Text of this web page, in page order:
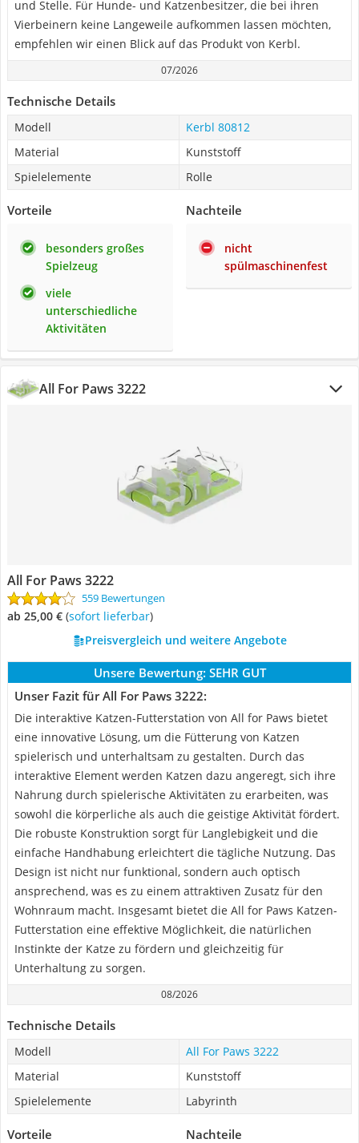
und Stelle. Für Hunde- und Katzenbesitzer, die bei ihren
Vierbeinern keine Langeweile aufkommen lassen möchten,
empfehlen wir einen Blick auf das Produkt von Kerbl.
07/2026
Technische Details
Modell
Kerbl 80812
Material
Kunststoff
Spielelemente
Rolle
Vorteile
besonders großes
Spielzeug
viele
unterschiedliche
Aktivitäten
Nachteile
nicht
spülmaschinenfest
All For Paws ‎3222
All For Paws ‎3222
559 Bewertungen
ab 25,00 € ( Sofort lieferbar)
Preisvergleich und weitere Angebote
Unsere Bewertung: SEHR GUT
Unser Fazit für All For Paws ‎3222:
Die interaktive Katzen-Futterstation von All for Paws bietet
eine innovative Lösung, um die Fütterung von Katzen
spielerisch und unterhaltsam zu gestalten. Durch das
interaktive Element werden Katzen dazu angeregt, sich ihre
Nahrung durch spielerische Aktivitäten zu erarbeiten, was
sowohl die körperliche als auch die geistige Aktivität fördert.
Die robuste Konstruktion sorgt für Langlebigkeit und die
einfache Handhabung erleichtert die tägliche Nutzung. Das
Design ist nicht nur funktional, sondern auch optisch
ansprechend, was es zu einem attraktiven Zusatz für den
Wohnraum macht. Insgesamt bietet die All for Paws Katzen-
Futterstation eine effektive Möglichkeit, die natürlichen
Instinkte der Katze zu fördern und gleichzeitig für
Unterhaltung zu sorgen.
08/2026
Technische Details
Modell
All For Paws ‎3222
Material
Kunststoff
Spielelemente
Labyrinth
Vorteile Nachteile